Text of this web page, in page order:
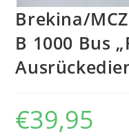
Brekina/
B 1000 Bus
€39,95